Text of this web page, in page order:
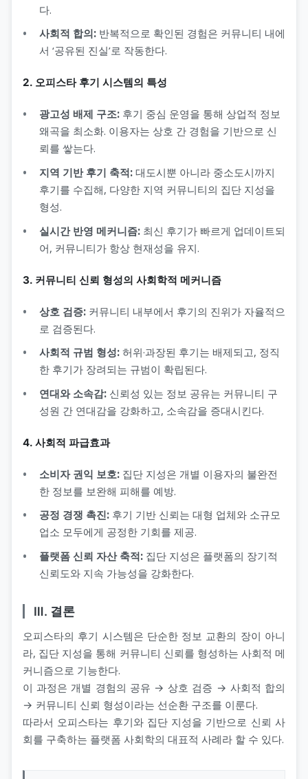
다.
사회적 합의: 반복적으로 확인된 경험은 커뮤니티 내에
서 ‘공유된 진실’로 작동한다.
2. 오피스타 후기 시스템의 특성
광고성 배제 구조: 후기 중심 운영을 통해 상업적 정보
왜곡을 최소화. 이용자는 상호 간 경험을 기반으로 신
뢰를 쌓는다.
지역 기반 후기 축적: 대도시뿐 아니라 중소도시까지
후기를 수집해, 다양한 지역 커뮤니티의 집단 지성을
형성.
실시간 반영 메커니즘: 최신 후기가 빠르게 업데이트되
어, 커뮤니티가 항상 현재성을 유지.
3. 커뮤니티 신뢰 형성의 사회학적 메커니즘
상호 검증: 커뮤니티 내부에서 후기의 진위가 자율적으
로 검증된다.
사회적 규범 형성: 허위·과장된 후기는 배제되고, 정직
한 후기가 장려되는 규범이 확립된다.
연대와 소속감: 신뢰성 있는 정보 공유는 커뮤니티 구
성원 간 연대감을 강화하고, 소속감을 증대시킨다.
4. 사회적 파급효과
소비자 권익 보호: 집단 지성은 개별 이용자의 불완전
한 정보를 보완해 피해를 예방.
공정 경쟁 촉진: 후기 기반 신뢰는 대형 업체와 소규모
업소 모두에게 공정한 기회를 제공.
플랫폼 신뢰 자산 축적: 집단 지성은 플랫폼의 장기적
신뢰도와 지속 가능성을 강화한다.
Ⅲ. 결론
오피스타의 후기 시스템은 단순한 정보 교환의 장이 아니
라, 집단 지성을 통해 커뮤니티 신뢰를 형성하는 사회적 메
커니즘으로 기능한다.
이 과정은 개별 경험의 공유 → 상호 검증 → 사회적 합의
→ 커뮤니티 신뢰 형성이라는 선순환 구조를 이룬다.
따라서 오피스타는 후기와 집단 지성을 기반으로 신뢰 사
회를 구축하는 플랫폼 사회학의 대표적 사례라 할 수 있다.